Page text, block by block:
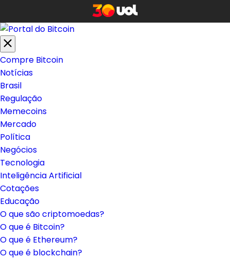
Compre Bitcoin
Notícias
Brasil
Regulação
Memecoins
Mercado
Política
Negócios
Tecnologia
Inteligência Artificial
Cotações
Educação
O que são criptomoedas?
O que é Bitcoin?
O que é Ethereum?
O que é blockchain?